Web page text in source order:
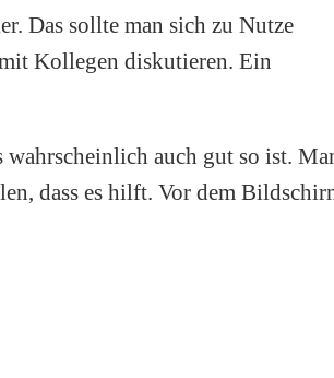
Das sollte man sich zu Nutze
Kollegen diskutieren. Ein
auch gut so ist.
dass es hilft. Vor dem